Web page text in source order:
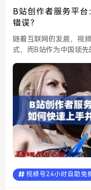
B站创作者服务平
错误？
随着互联网的发展，视
式，而B站作为中国领先
惑，本文将为您提供一
常...
视频号24小时自助免